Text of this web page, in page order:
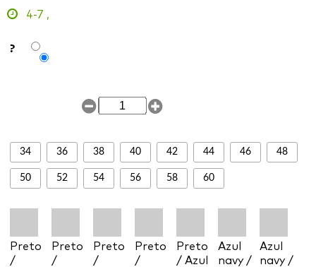
4-7 ,
?
34 36 38 40 42 44 46 48
50 52 54 56 58 60
Preto
/
Preto
/
Preto
/
Preto
/
Preto
/ Azul
Azul
navy /
Azul
navy /